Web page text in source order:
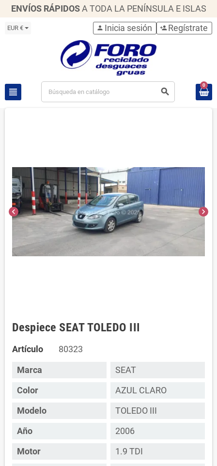
ENVÍOS RÁPIDOS A TODA LA PENÍNSULA E ISLAS
EUR €
view_headline search
person Inicia sesión person_add Regístrate
0
chevron_left chevron_right
Despiece SEAT TOLEDO III
Artículo 80323
Marca
SEAT
Color
AZUL CLARO
Modelo
TOLEDO III
Año
2006
Motor
1.9 TDI